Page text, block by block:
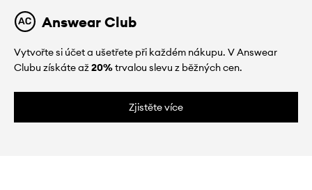
Answear Club
Vytvořte si účet a ušetřete při každém nákupu. V Answear
Clubu získáte až20%trvalou slevu z běžných cen.
Zjistěte více